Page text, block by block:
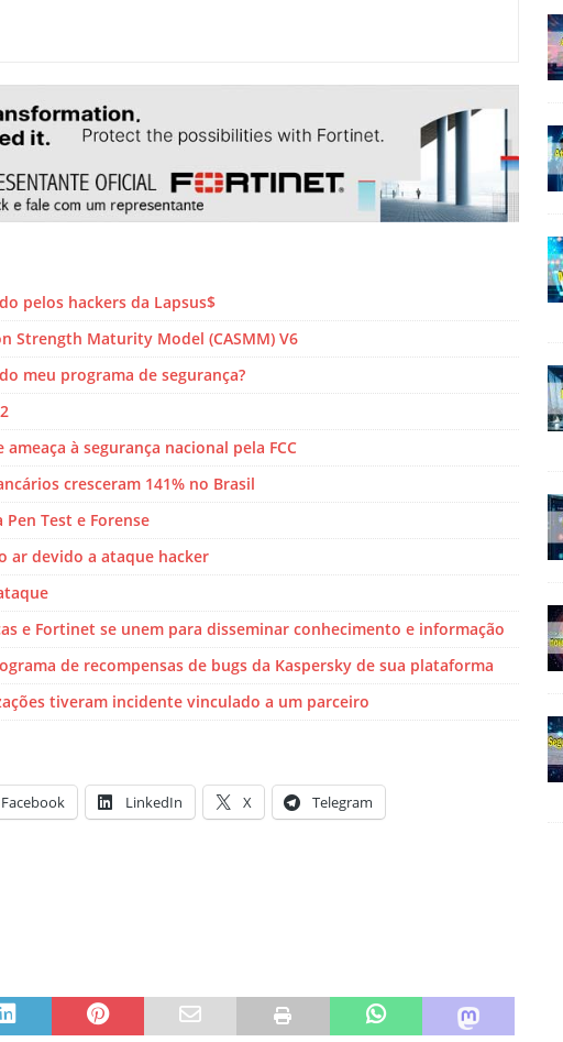
pelos hackers da Lapsus$
Strength Maturity Model (CASMM) V6
meu programa de segurança?
à segurança nacional pela FCC
cresceram 141% no Brasil
Test e Forense
ar devido a ataque hacker
e Fortinet se unem para disseminar conhecimento e informação
de recompensas de bugs da Kaspersky de sua plataforma
tiveram incidente vinculado a um parceiro
Facebook LinkedIn X Telegram